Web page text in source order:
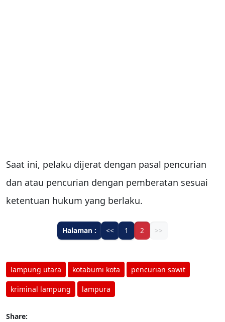
Saat ini, pelaku dijerat dengan pasal pencurian
dan atau pencurian dengan pemberatan sesuai
ketentuan hukum yang berlaku.
Halaman : << 1 2 >>
lampung utara kotabumi kota pencurian sawit
kriminal lampung lampura
Share: